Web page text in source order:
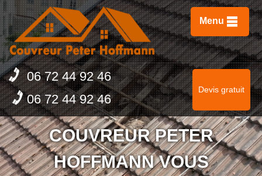
Menu
06 72 44 92 46
06 72 44 92 46
Devis gratuit
COUVREUR PETER
HOFFMANN VOUS